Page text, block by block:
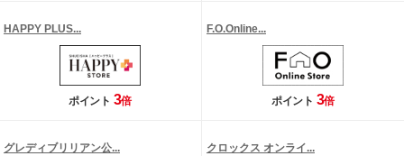
HAPPY PLUS...
ポイント 3倍
F.O.Online...
ポイント 3倍
グレディブリリアン公... クロックス オンライ...